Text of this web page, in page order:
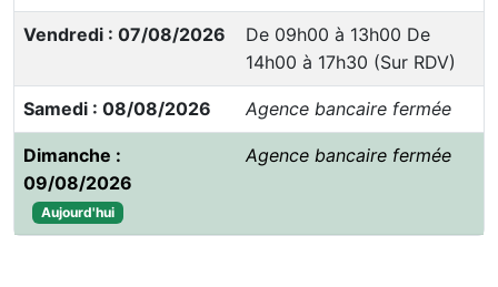
Vendredi : 07/08/2026
De 09h00 à 13h00 De
14h00 à 17h30 (Sur RDV)
Samedi : 08/08/2026 Agence bancaire fermée
Dimanche :
09/08/2026
Aujourd'hui
Agence bancaire fermée